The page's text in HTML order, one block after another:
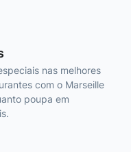
nas melhores
com o Marseille
poupa em